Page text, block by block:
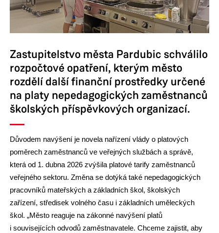
Zastupitelstvo města Pardubic schválilo
rozpočtové opatření, kterým město
rozdělí další finanční prostředky určené
na platy nepedagogických zaměstnanců
školských příspěvkových organizací.
Důvodem navýšení je novela nařízení vlády o platových
poměrech zaměstnanců ve veřejných službách a správě,
která od 1. dubna 2026 zvýšila platové tarify zaměstnanců
veřejného sektoru. Změna se dotýká také nepedagogických
pracovníků mateřských a základních škol, školských
zařízení, středisek volného času i základních uměleckých
škol. „Město reaguje na zákonné navýšení platů
i souvisejících odvodů zaměstnavatele. Chceme zajistit, aby